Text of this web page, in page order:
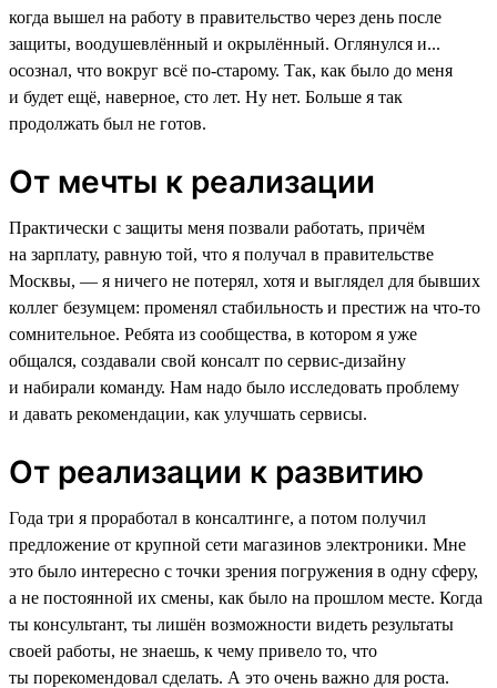
когда вышел на работу в правительство через день после
защиты, воодушевлённый и окрылённый. Оглянулся и...
осознал, что вокруг всё по-старому. Так, как было до меня
и будет ещё, наверное, сто лет. Ну нет. Больше я так
продолжать был не готов.
От мечты к реализации
Практически с защиты меня позвали работать, причём
на зарплату, равную той, что я получал в правительстве
Москвы, — я ничего не потерял, хотя и выглядел для бывших
коллег безумцем: променял стабильность и престиж на что-то
сомнительное. Ребята из сообщества, в котором я уже
общался, создавали свой консалт по сервис-дизайну
и набирали команду. Нам надо было исследовать проблему
и давать рекомендации, как улучшать сервисы.
От реализации к развитию
Года три я проработал в консалтинге, а потом получил
предложение от крупной сети магазинов электроники. Мне
это было интересно с точки зрения погружения в одну сферу,
а не постоянной их смены, как было на прошлом месте. Когда
ты консультант, ты лишён возможности видеть результаты
своей работы, не знаешь, к чему привело то, что
ты порекомендовал сделать. А это очень важно для роста.